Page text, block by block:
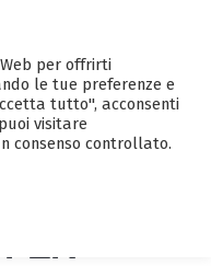
per offrirti
le tue preferenze e
tutto", acconsenti
visitare
consenso controllato.